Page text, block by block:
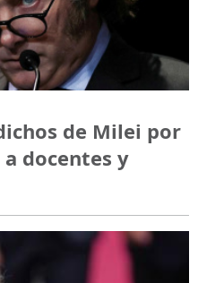
de Milei por
docentes y